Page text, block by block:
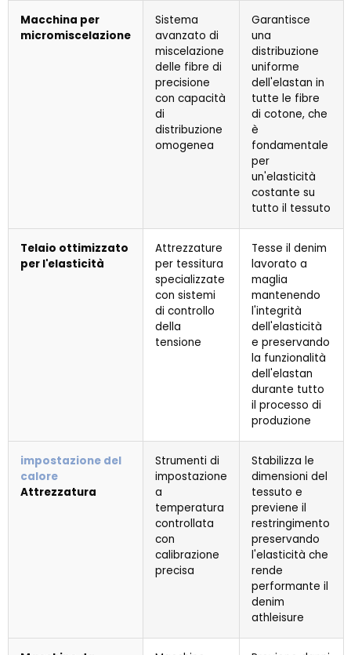
Macchina per
micromiscelazione
Sistema
avanzato di
miscelazione
delle fibre di
precisione
con capacità
di
distribuzione
omogenea
Garantisce
una
distribuzione
uniforme
dell'elastan in
tutte le fibre
di cotone, che
è
fondamentale
per
un'elasticità
costante su
tutto il tessuto
Telaio ottimizzato
per l'elasticità
Attrezzature
per tessitura
specializzate
con sistemi
di controllo
della
tensione
Tesse il denim
lavorato a
maglia
mantenendo
l'integrità
dell'elasticità
e preservando
la funzionalità
dell'elastan
durante tutto
il processo di
produzione
impostazione del
calore
Attrezzatura
Strumenti di
impostazione
a
temperatura
controllata
con
calibrazione
precisa
Stabilizza le
dimensioni del
tessuto e
previene il
restringimento
preservando
l'elasticità che
rende
performante il
denim
athleisure